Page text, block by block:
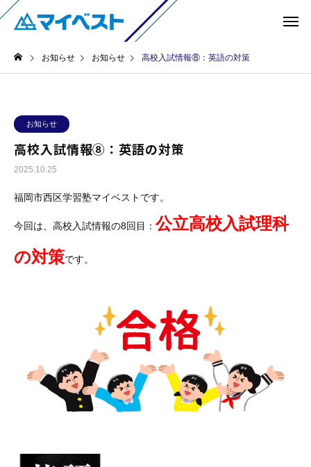
お知らせ お知らせ 高校入試情報⑧：英語の対策
お知らせ
高校入試情報⑧：英語の対策
2025.10.25
福岡市西区学習塾マイベストです。
今回は、高校入試情報の8回目： 公立高校入試理科
の対策です。